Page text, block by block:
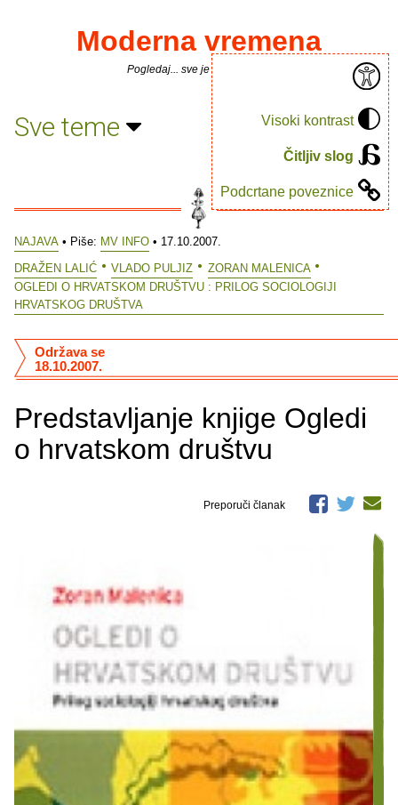
Visoki kontrast
Čitljiv slog
Podcrtane poveznice
Moderna vremena
Pogledaj... sve je puno knjiga.
Sve teme
NAJAVA • Piše: MV INFO • 17.10.2007.
DRAŽEN LALIĆ
VLADO PULJIZ
ZORAN MALENICA
OGLEDI O HRVATSKOM DRUŠTVU : PRILOG SOCIOLOGIJI
HRVATSKOG DRUŠTVA
Predstavljanje knjige Ogledi
o hrvatskom društvu
Održava se
18.10.2007.
Preporuči članak